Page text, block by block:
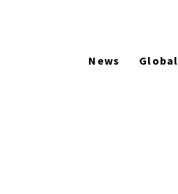
News Global